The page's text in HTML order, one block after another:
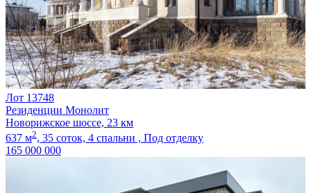
Лот 13748
Резиденции Монолит
Новорижское шоссе, 23 км
637 м2, 35 соток, 4 спальни , Под отделку
165 000 000